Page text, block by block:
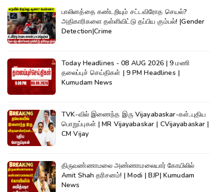
பாலினத்தை கண்டறியும் சட்டவிரோத செயல்?
அதிகாரிகளை தள்ளிவிட்டு தப்பிய கும்பல்! |Gender
Detection|Crime
Today Headlines - 08 AUG 2026 | 9 மணி
தலைப்புச் செய்திகள் | 9 PM Headlines |
Kumudam News
TVK-வில் இணைந்த இரு Vijayabaskar-கள்..புதிய
பொறுப்புகள் | MR Vijayabaskar | CVijayabaskar |
CM Vijay
திருவண்ணாமலை அண்ணாமலையார் கோயிலில்
Amit Shah தரிசனம்! | Modi | BJP| Kumudam
News